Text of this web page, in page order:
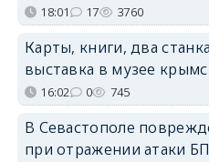
18:01 17 3760
Карты, книги, два
выставка в музее
16:02 0 745
В Севастополе
при отражении атаки